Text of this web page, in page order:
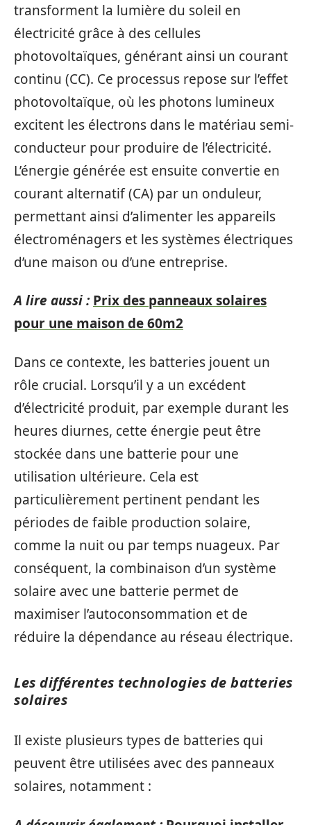
transforment la lumière du soleil en
électricité grâce à des cellules
photovoltaïques, générant ainsi un courant
continu (CC). Ce processus repose sur l’effet
photovoltaïque, où les photons lumineux
excitent les électrons dans le matériau semi-
conducteur pour produire de l’électricité.
L’énergie générée est ensuite convertie en
courant alternatif (CA) par un onduleur,
permettant ainsi d’alimenter les appareils
électroménagers et les systèmes électriques
d’une maison ou d’une entreprise.
A lire aussi : Prix des panneaux solaires
pour une maison de 60m2
Dans ce contexte, les batteries jouent un
rôle crucial. Lorsqu’il y a un excédent
d’électricité produit, par exemple durant les
heures diurnes, cette énergie peut être
stockée dans une batterie pour une
utilisation ultérieure. Cela est
particulièrement pertinent pendant les
périodes de faible production solaire,
comme la nuit ou par temps nuageux. Par
conséquent, la combinaison d’un système
solaire avec une batterie permet de
maximiser l’autoconsommation et de
réduire la dépendance au réseau électrique.
Les différentes technologies de batteries
solaires
Il existe plusieurs types de batteries qui
peuvent être utilisées avec des panneaux
solaires, notamment :